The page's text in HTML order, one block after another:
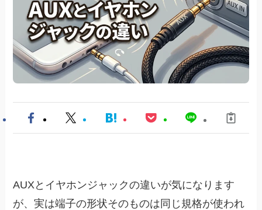
AUXとイヤホンジャックの違いが気になります
が、実は端子の形状そのものは同じ規格が使われ